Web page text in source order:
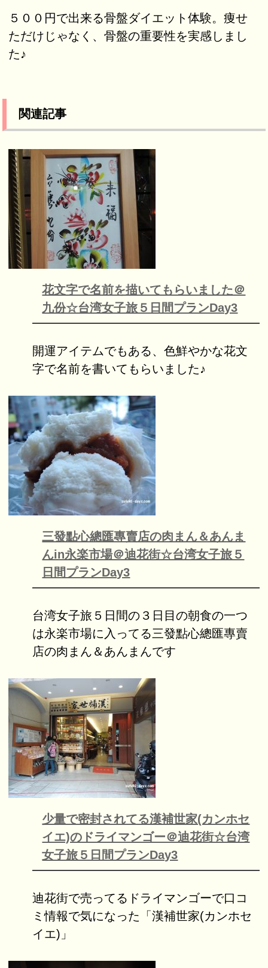
５００円で出来る骨盤ダイエット体験。痩せ
ただけじゃなく、骨盤の重要性を実感しまし
た♪
関連記事
花文字で名前を描いてもらいました＠
九份☆台湾女子旅５日間プランDay3
開運アイテムでもある、色鮮やかな花文
字で名前を書いてもらいました♪
三發點心總匯專賣店の肉まん＆あんま
んin永楽市場＠迪花街☆台湾女子旅５
日間プランDay3
台湾女子旅５日間の３日目の朝食の一つ
は永楽市場に入ってる三發點心總匯專賣
店の肉まん＆あんまんです
少量で密封されてる漢補世家(カンホセ
イエ)のドライマンゴー＠迪花街☆台湾
女子旅５日間プランDay3
迪花街で売ってるドライマンゴーで口コ
ミ情報で気になった「漢補世家(カンホセ
イエ)」